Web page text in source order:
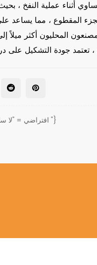
{$ v4 ['title'] | افتراضي = "لا سابق مقالة "}